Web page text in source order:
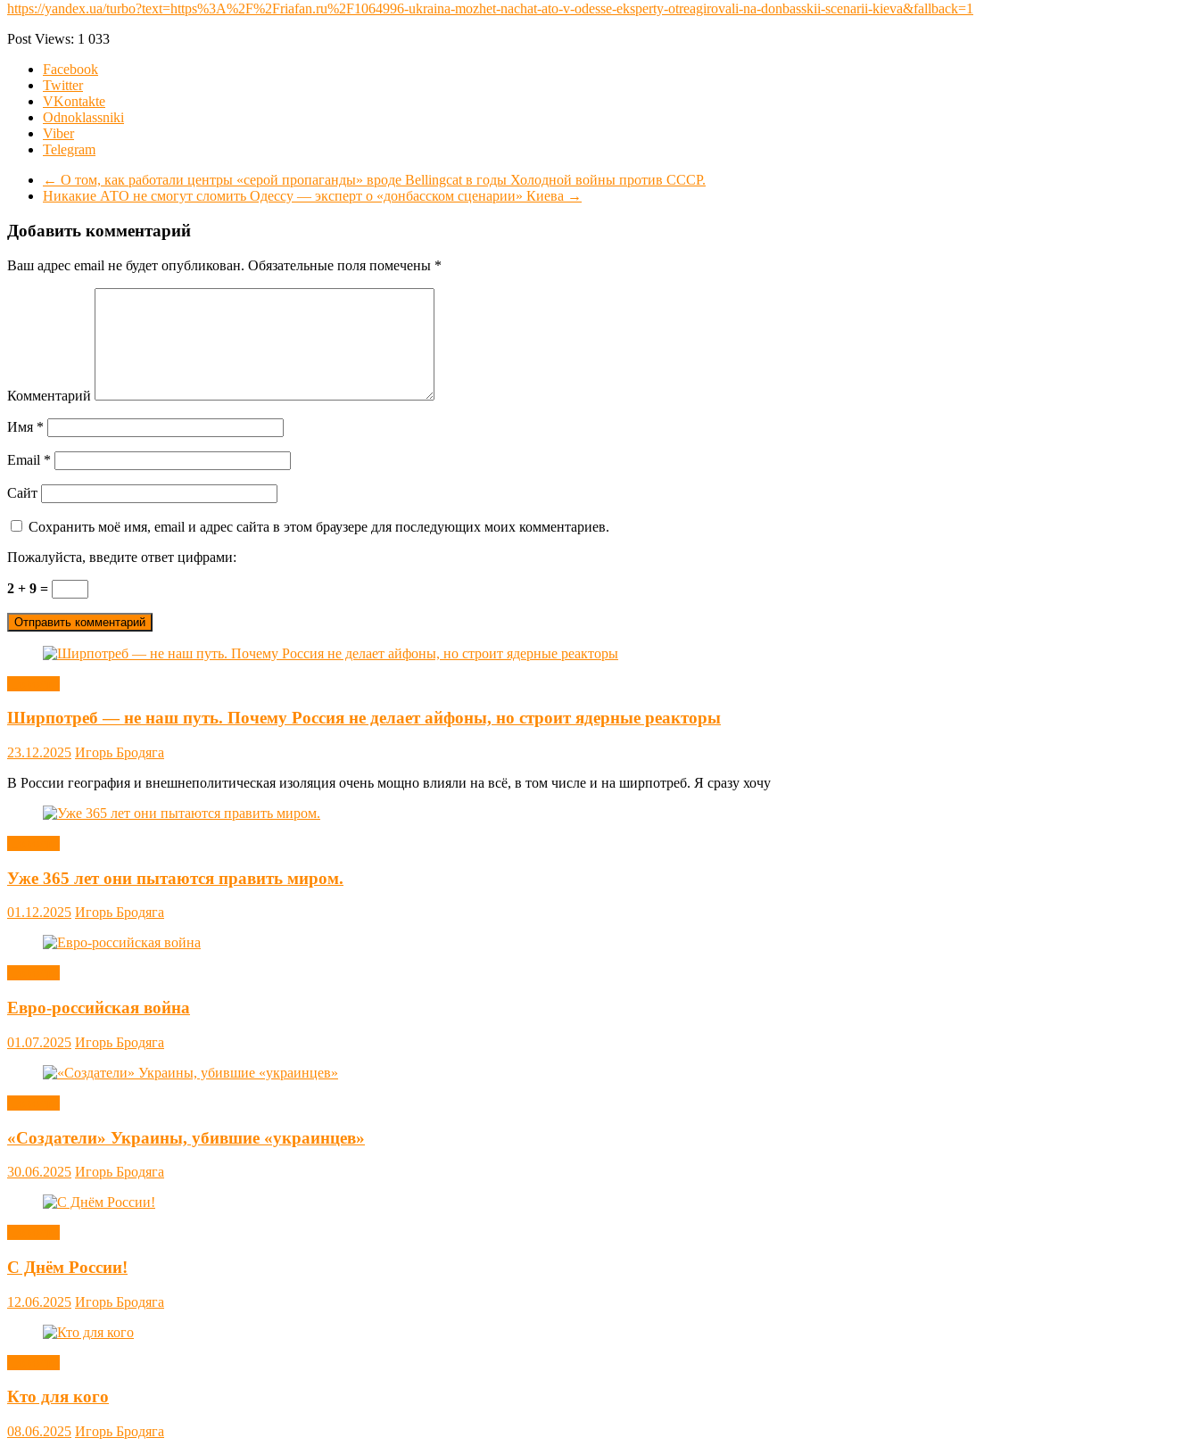
https://yandex.ua/turbo?text=https%3A%2F%2Friafan.ru%2F1064996-ukraina-mozhet-nachat-ato-v-odesse-eksperty-otreagirovali-na-donbasskii-scenarii-kieva&fallback=1
Post Views: 1 033
Facebook
Twitter
VKontakte
Odnoklassniki
Viber
Telegram
← О том, как работали центры «серой пропаганды» вроде Bellingcat в годы Холодной войны против СССР.
Никакие АТО не смогут сломить Одессу — эксперт о «донбасском сценарии» Киева →
Добавить комментарий
Ваш адрес email не будет опубликован. Обязательные поля помечены *
Комментарий
Имя *
Email *
Сайт
Сохранить моё имя, email и адрес сайта в этом браузере для последующих моих комментариев.
Пожалуйста, введите ответ цифрами:
2 + 9 =
Ширпотреб — не наш путь. Почему Россия не делает айфоны, но строит ядерные реакторы
23.12.2025 Игорь Бродяга
В России география и внешнеполитическая изоляция очень мощно влияли на всё, в том числе и на ширпотреб. Я сразу хочу
Уже 365 лет они пытаются править миром.
01.12.2025 Игорь Бродяга
Евро-российская война
01.07.2025 Игорь Бродяга
«Создатели» Украины, убившие «украинцев»
30.06.2025 Игорь Бродяга
С Днём России!
12.06.2025 Игорь Бродяга
Кто для кого
08.06.2025 Игорь Бродяга